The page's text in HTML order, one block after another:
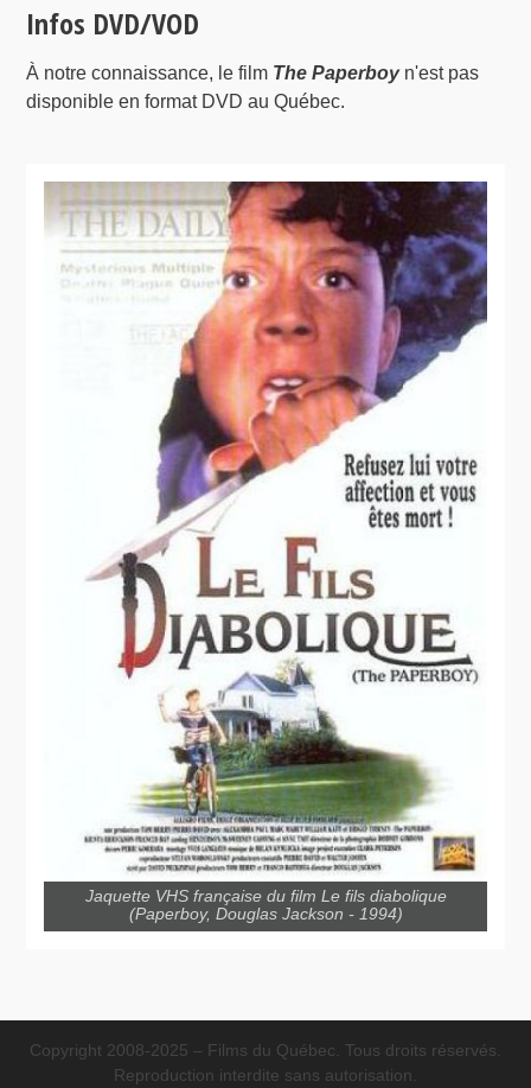
Infos DVD/VOD
À notre connaissance, le film The Paperboyn'est pas
disponible en format DVD au Québec.
Jaquette VHS française du film Le fils diabolique
(Paperboy, Douglas Jackson - 1994)
Copyright 2008-2025 – Films du Québec. Tous droits réservés.
Reproduction interdite sans autorisation.